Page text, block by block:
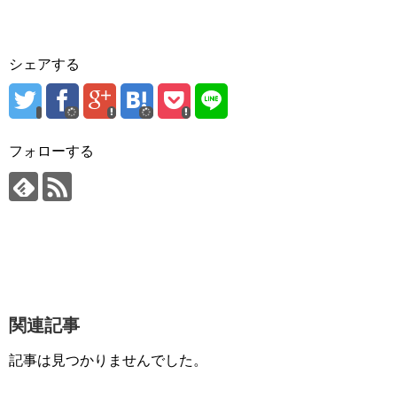
シェアする
フォローする
関連記事
記事は見つかりませんでした。